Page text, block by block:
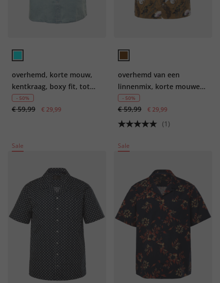
overhemd, korte mouw,
kentkraag, boxy fit, tot
8XL
- 50%
€ 59,99 € 29,99
overhemd van een
linnenmix, korte mouwen,
print all-over, Cubaanse
kraag, tot 8XL
- 50%
€ 59,99 € 29,99
(1)
Sale Sale